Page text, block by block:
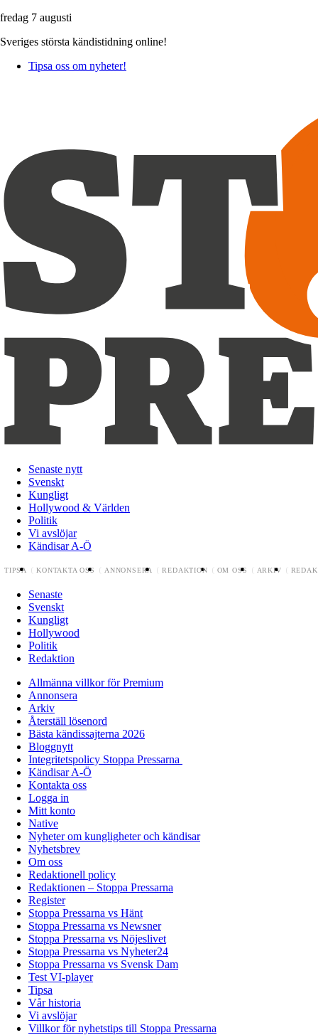
fredag 7 augusti
Sveriges största kändistidning online!
Tipsa oss om nyheter!
Senaste nytt
Svenskt
Kungligt
Hollywood & Världen
Politik
Vi avslöjar
Kändisar A-Ö
TIPSA KONTAKTA OSS ANNONSERA REDAKTION OM OSS ARKIV
Senaste
Svenskt
Kungligt
Hollywood
Politik
Redaktion
Allmänna villkor för Premium
Annonsera
Arkiv
Återställ lösenord
Bästa kändissajterna 2026
Bloggnytt
Integritetspolicy Stoppa Pressarna
Kändisar A-Ö
Kontakta oss
Logga in
Mitt konto
Native
Nyheter om kungligheter och kändisar
Nyhetsbrev
Om oss
Redaktionell policy
Redaktionen – Stoppa Pressarna
Register
Stoppa Pressarna vs Hänt
Stoppa Pressarna vs Newsner
Stoppa Pressarna vs Nöjeslivet
Stoppa Pressarna vs Nyheter24
Stoppa Pressarna vs Svensk Dam
Test VI-player
Tipsa
Vår historia
Vi avslöjar
Villkor för nyhetstips till Stoppa Pressarna